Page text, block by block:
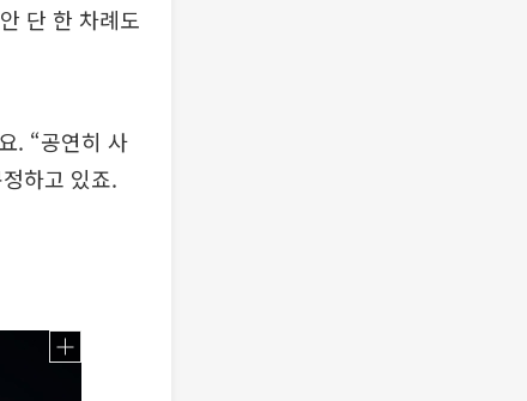
단 한 차례도
. “공연히 사
하고 있죠.